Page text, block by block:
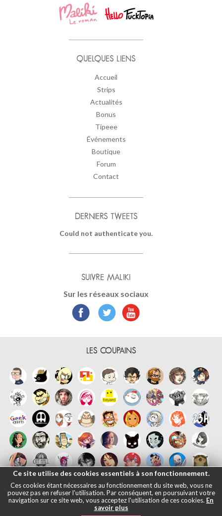
QUELQUES LIENS
Accueil
Strips
Actualités
Bonus
Tipeee
Événements
Boutique
Forum
Contact
DERNIERS TWEETS
Could not authenticate you.
SUIVRE MALIKI
Sur les réseaux sociaux
LES COUPAINS
日本語|Mentions légales
Ce site utilise des cookies essentiels à son fonctionnement.
Ces cookies étant nécessaires au fonctionnement du site web, vous ne
pouvez pas en refuser l'utilisation. Par conséquent, en poursuivant votre
navigation sur ce site web, vous acceptez l'utilisation de ces cookies. En
savoir plus